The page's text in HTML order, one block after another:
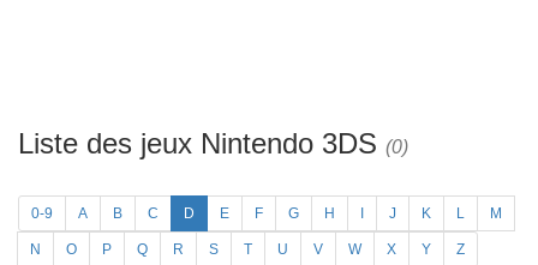
Liste des jeux Nintendo 3DS (0)
0-9 A B C D E F G H J K L M
N O P Q R S T U V W X Y Z